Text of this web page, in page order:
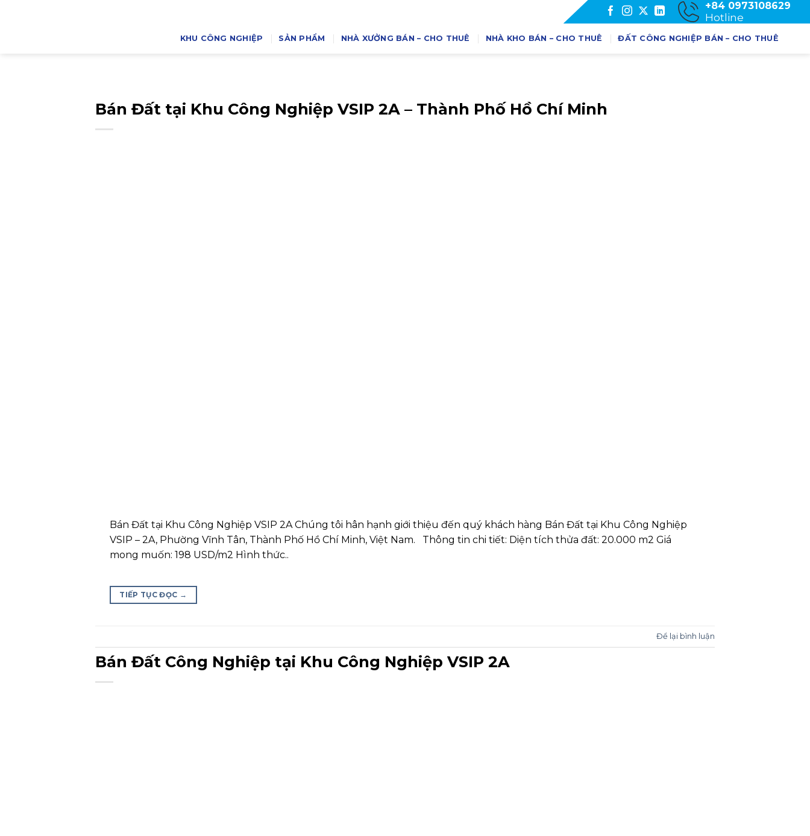
+84 0973108629
Hotline
KHU CÔNG NGHIỆP SẢN PHẨM NHÀ XƯỞNG BÁN – CHO THUÊ NHÀ KHO BÁN – CHO THUÊ ĐẤT CÔNG NGHIỆP BÁN – CHO THUÊ
Bán Đất tại Khu Công Nghiệp VSIP 2A – Thành Phố Hồ Chí Minh
Bán Đất tại Khu Công Nghiệp VSIP 2A Chúng tôi hân hạnh giới thiệu đến quý khách hàng Bán Đất tại Khu Công Nghiệp
VSIP – 2A, Phường Vĩnh Tân, Thành Phố Hồ Chí Minh, Việt Nam. Thông tin chi tiết: Diện tích thửa đất: 20.000 m2 Giá
mong muốn: 198 USD/m2 Hình thức..
TIẾP TỤC ĐỌC →
Để lại bình luận
Bán Đất Công Nghiệp tại Khu Công Nghiệp VSIP 2A